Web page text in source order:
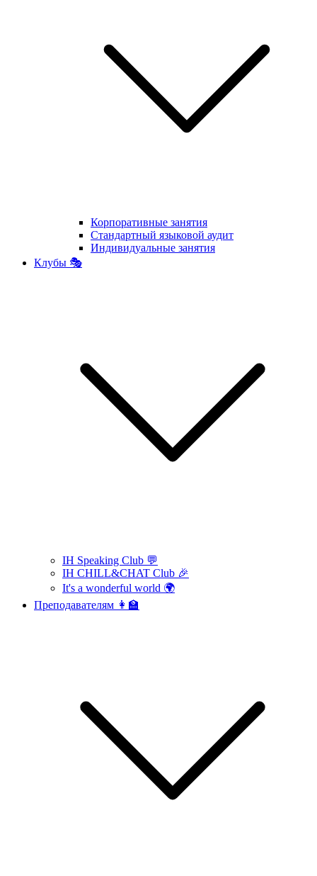
Корпоративные занятия
Стандартный языковой аудит
Индивидуальные занятия
Клубы 🎭
IH Speaking Club 💬
IH CHILL&CHAT Club 🎉
It's a wonderful world 🌍
Преподавателям 👩‍🏫